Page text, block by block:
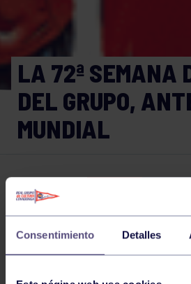
Consentimiento Detalles
LA 72ª SEMANA
DEL GRUPO,
MUNDIAL
NOTICIAS